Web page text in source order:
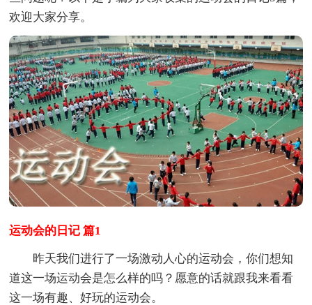
欢迎大家分享。
运动会的日记 篇1
昨天我们进行了一场激动人心的运动会，你们想知
道这一场运动会是怎么样的吗？愿意的话就跟我来看看
这一场有趣、好玩的运动会。